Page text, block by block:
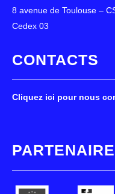
8 avenue de Toulouse –
Cedex 03
CONTACTS
Cliquez ici pour nous